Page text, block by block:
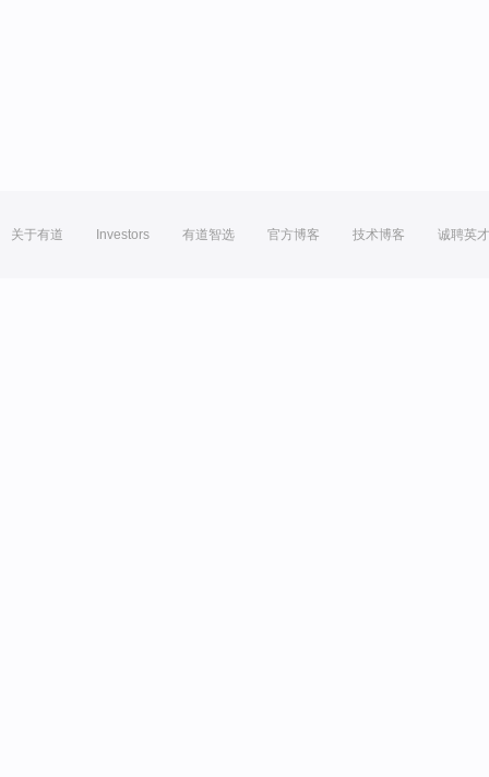
关于有道 Investors 有道智选 官方博客 技术博客 诚聘英才